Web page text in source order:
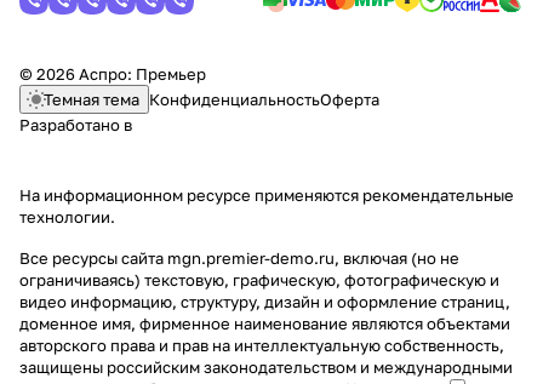
© 2026 Аспро: Премьер
Темная тема КонфиденциальностьОферта
Разработано в
На информационном ресурсе применяются рекомендательные
технологии.
Все ресурсы сайта mgn.premier-demo.ru, включая (но не
ограничиваясь) текстовую, графическую, фотографическую и
видео информацию, структуру, дизайн и оформление страниц,
доменное имя, фирменное наименование являются объектами
авторского права и прав на интеллектуальную собственность,
защищены российским законодательством и международными